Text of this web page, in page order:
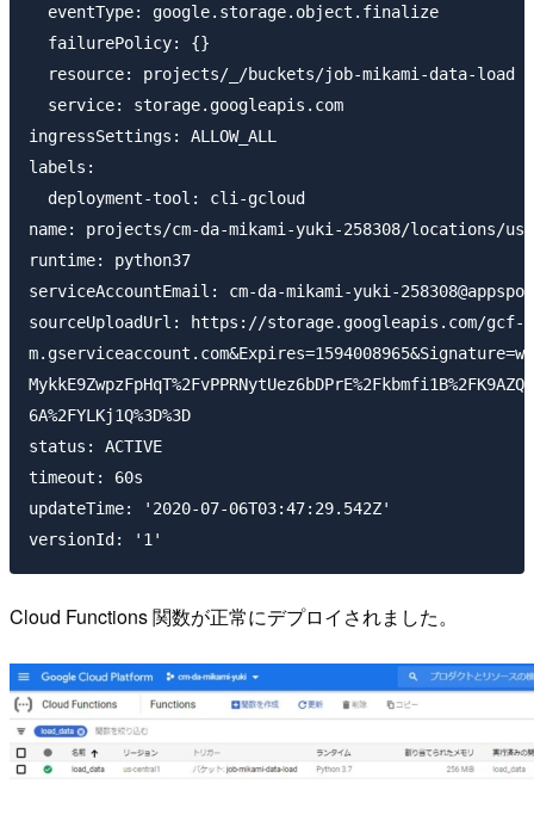
  eventType: google.storage.object.finalize
  failurePolicy: {}
  resource: projects/_/buckets/job-mikami-data-load
  service: storage.googleapis.com
ingressSettings: ALLOW_ALL
labels:
  deployment-tool: cli-gcloud
name: projects/cm-da-mikami-yuki-258308/locations/
runtime: python37
serviceAccountEmail: cm-da-mikami-yuki-
sourceUploadUrl: https://storage.googleapis.com/gcf-
6A%2FYLKj1Q%3D%3D
status: ACTIVE
timeout: 60s
updateTime: '2020-07-06T03:47:29.542Z'
Cloud Functions 関数が正常にデプロイされました。